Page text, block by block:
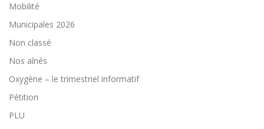
Mobilité
Municipales 2026
Non classé
Nos aînés
Oxygène – le trimestriel informatif
Pétition
PLU